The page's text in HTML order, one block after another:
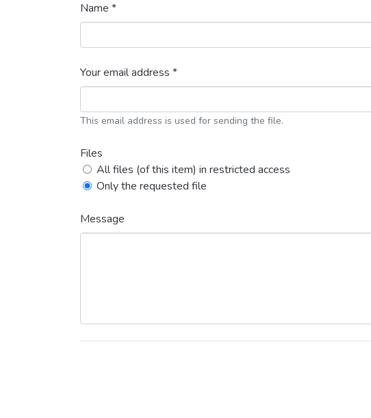
Name *
Your email address *
This email address is used for sending the file.
Files
All files (of this item) in restricted access
Only the requested file
Message